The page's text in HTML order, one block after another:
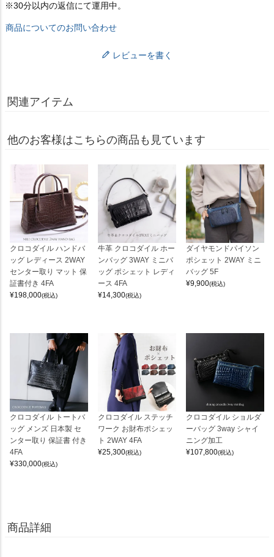
※30分以内の返信にて運用中。
商品についてのお問い合わせ
レビューを書く
関連アイテム
他のお客様はこちらの商品も見ています
クロコダイル ハンドバ
ッグ レディース 2WAY
センター取り マット 保
証書付き 4FA
¥198,000(税込)
牛革 クロコダイル ホー
ンバッグ 3WAY ミニバ
ッグ ポシェット レディ
ース 4FA
¥14,300(税込)
ダイヤモンドパイソン
ポシェット 2WAY ミニ
バッグ 5F
¥9,900(税込)
クロコダイル トートバ
ッグ メンズ 日本製 セ
ンター取り 保証書 付き
4FA
¥330,000(税込)
クロコダイル ステッチ
ワーク お財布ポシェッ
ト 2WAY 4FA
¥25,300(税込)
クロコダイル ショルダ
ーバッグ 3way シャイ
ニング加工
¥107,800(税込)
商品詳細